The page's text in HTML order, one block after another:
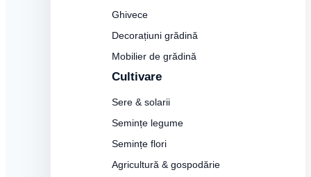
Ghivece
Decorațiuni grădină
Mobilier de grădină
Cultivare
Sere & solarii
Semințe legume
Semințe flori
Agricultură & gospodărie